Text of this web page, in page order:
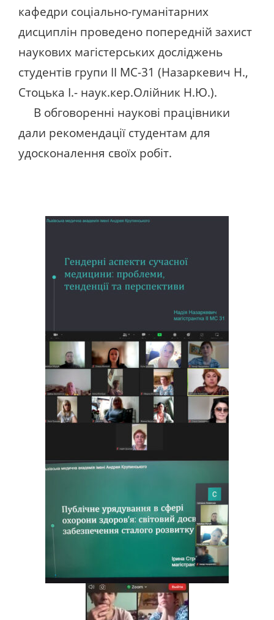
кафедри соціально-гуманітарних
дисциплін проведено попередній захист
наукових магістерських досліджень
студентів групи ІІ МС-31 (Назаркевич Н.,
Стоцька І.- наук.кер.Олійник Н.Ю.).
В обговоренні наукові працівники
дали рекомендації студентам для
удосконалення своїх робіт.